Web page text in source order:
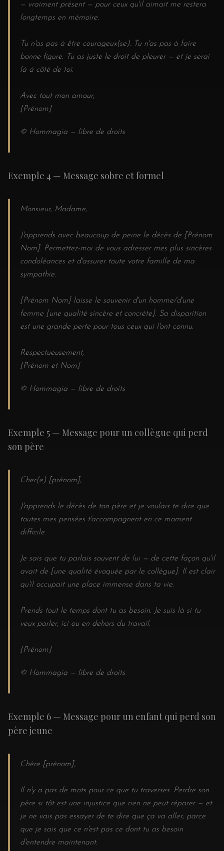
— vraiment présent — pour ceux qu'il aimait me restera
longtemps en mémoire.
Tu n'as pas à être courageux(se). Tu n'as pas à faire
bonne figure. Tu as juste le droit de pleurer — et je serai
là à côté de toi.
Avec tout mon amour,
[Prénom]
© Hommagia — libre de droits
Exemple 4 — Message sobre et formel
Monsieur, Madame,
J'apprends avec beaucoup de peine le décès de [Prénom
Nom]. Permettez-moi de vous adresser mes plus sincères
condoléances et d'assurer toute votre famille de ma
sympathie.
[Prénom Nom] laisse le souvenir d'un homme/d'une
femme [une qualité sincère et concrète]. Sa disparition
est une grande perte pour tous ceux qui l'ont connu.
Respectueusement,
[Prénom et Nom]
© Hommagia — libre de droits
Exemple 5 — Message pour un collègue qui perd
son père
Cher(e) [prénom],
J'apprends le décès de ton père et je voulais te dire que
toutes mes pensées t'accompagnent en ce moment
difficile.
Je sais que tu parlais souvent de lui — de cette façon qu'il
avait de [une qualité évoquée par le collègue]. Il est clair
qu'il occupait une place immense dans ta vie.
Prends tout le temps dont tu as besoin. Je suis là si tu
veux parler, ici ou en dehors du travail.
[Prénom]
© Hommagia — libre de droits
Exemple 6 — Message pour un enfant qui perd son
père jeune
Chère [prénom],
Il n'y a pas de mots pour ce que tu traverses. Perdre son
père si tôt est une injustice que rien ne peut réparer — et
je ne vais pas essayer de te dire que ça va aller, parce
que je sais que ce n'est pas ce dont tu as besoin
d'entendre maintenant.